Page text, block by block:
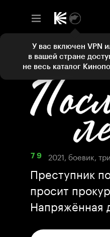
7 9 2021, боевик,
Преступник
просит
Напряжённая
У вас включен VPN
в вашей стране
не весь каталог